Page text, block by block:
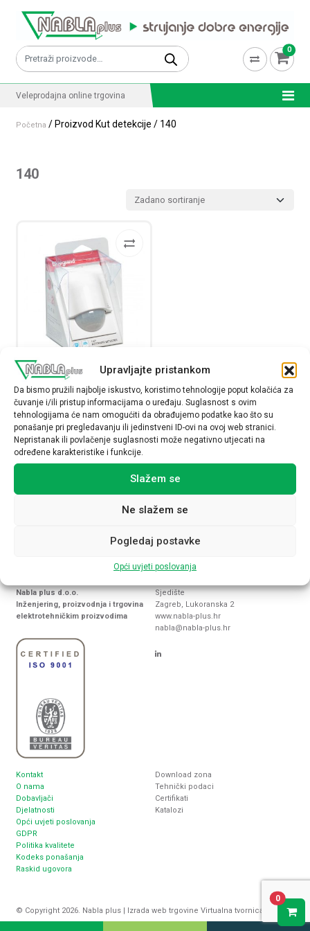
Upravljajte pristankom
Da bismo pružili najbolje iskustvo, koristimo tehnologije poput kolačića za
čuvanje i/ili pristup informacijama o uređaju. Suglasnost s ovim
tehnologijama će nam omogućiti da obrađujemo podatke kao što su
ponašanje pri pregledavanju ili jedinstveni ID-ovi na ovoj web stranici.
Nepristanak ili povlačenje suglasnosti može negativno utjecati na
određene karakteristike i funkcije.
Slažem se
Ne slažem se
Pogledaj postavke
Opći uvjeti poslovanja
Pretraži: 0
Veleprodajna online trgovina
Početna / Proizvod Kut detekcije / 140
140
Detektor pokreta, 140
stupnjeva, domet 8 m, IP41
048945
28,93€
Nabla plus d.o.o.
Inženjering, proizvodnja i trgovina
elektrotehničkim proizvodima
Sjedište
Zagreb, Lukoranska 2
www.nabla-plus.hr
nabla@nabla-plus.hr
Kontakt
O nama
Dobavljači
Djelatnosti
Opći uvjeti poslovanja
GDPR
Politika kvalitete
Kodeks ponašanja
Raskid ugovora
Download zona
Tehnički podaci
Certifikati
Katalozi
© Copyright 2026. Nabla plus | Izrada web trgovine Virtualna tvornica
0